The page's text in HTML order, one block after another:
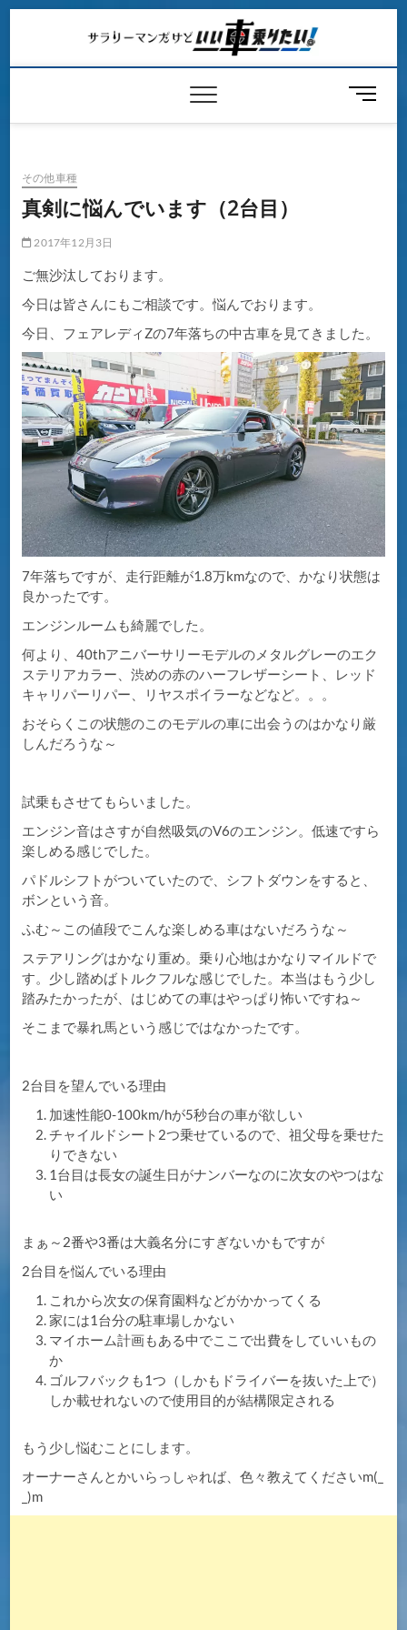
メ
その他車種
真剣に悩んでいます（2台目）
2017年12月3日
ご無沙汰しております。
今日は皆さんにもご相談です。悩んでおります。
今日、フェアレディZの7年落ちの中古車を見てきました。
7年落ちですが、走行距離が1.8万kmなので、かなり状態は
良かったです。
エンジンルームも綺麗でした。
何より、40thアニバーサリーモデルのメタルグレーのエク
ステリアカラー、渋めの赤のハーフレザーシート、レッド
キャリパーリパー、リヤスポイラーなどなど。。。
おそらくこの状態のこのモデルの車に出会うのはかなり厳
しんだろうな～
試乗もさせてもらいました。
エンジン音はさすが自然吸気のV6のエンジン。低速ですら
楽しめる感じでした。
パドルシフトがついていたので、シフトダウンをすると、
ボンという音。
ふむ～この値段でこんな楽しめる車はないだろうな～
ステアリングはかなり重め。乗り心地はかなりマイルドで
す。少し踏めばトルクフルな感じでした。本当はもう少し
踏みたかったが、はじめての車はやっぱり怖いですね～
そこまで暴れ馬という感じではなかったです。
2台目を望んでいる理由
加速性能0-100km/hが5秒台の車が欲しい
チャイルドシート2つ乗せているので、祖父母を乗せた
りできない
1台目は長女の誕生日がナンバーなのに次女のやつはな
い
まぁ～2番や3番は大義名分にすぎないかもですが
2台目を悩んでいる理由
これから次女の保育園料などがかかってくる
家には1台分の駐車場しかない
マイホーム計画もある中でここで出費をしていいもの
か
ゴルフバックも1つ（しかもドライバーを抜いた上で）
しか載せれないので使用目的が結構限定される
もう少し悩むことにします。
オーナーさんとかいらっしゃれば、色々教えてくださいm(_
_)m